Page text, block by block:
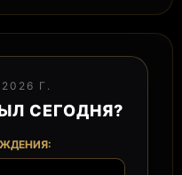
Г.
СЕГОДНЯ?